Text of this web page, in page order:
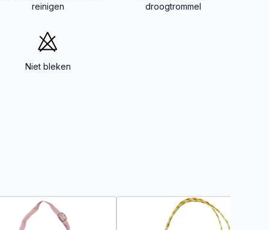
reinigen
droogtrommel
Niet bleken